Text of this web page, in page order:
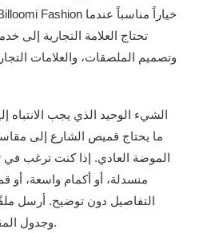
تحتاج العلامة التجارية إلى
وتصميم الملصقات، والعلامات
الشيء الوحيد الذي يجب الانتباه
ما يحتاج قميص الشارع إلى
الموضة العادي. إذا كنت ترغب
منسدلة، أو أكمام واسعة،
التفاصيل دون توضيح. أرسل
وجدول المقاسات، وتعليمات الغسيل.